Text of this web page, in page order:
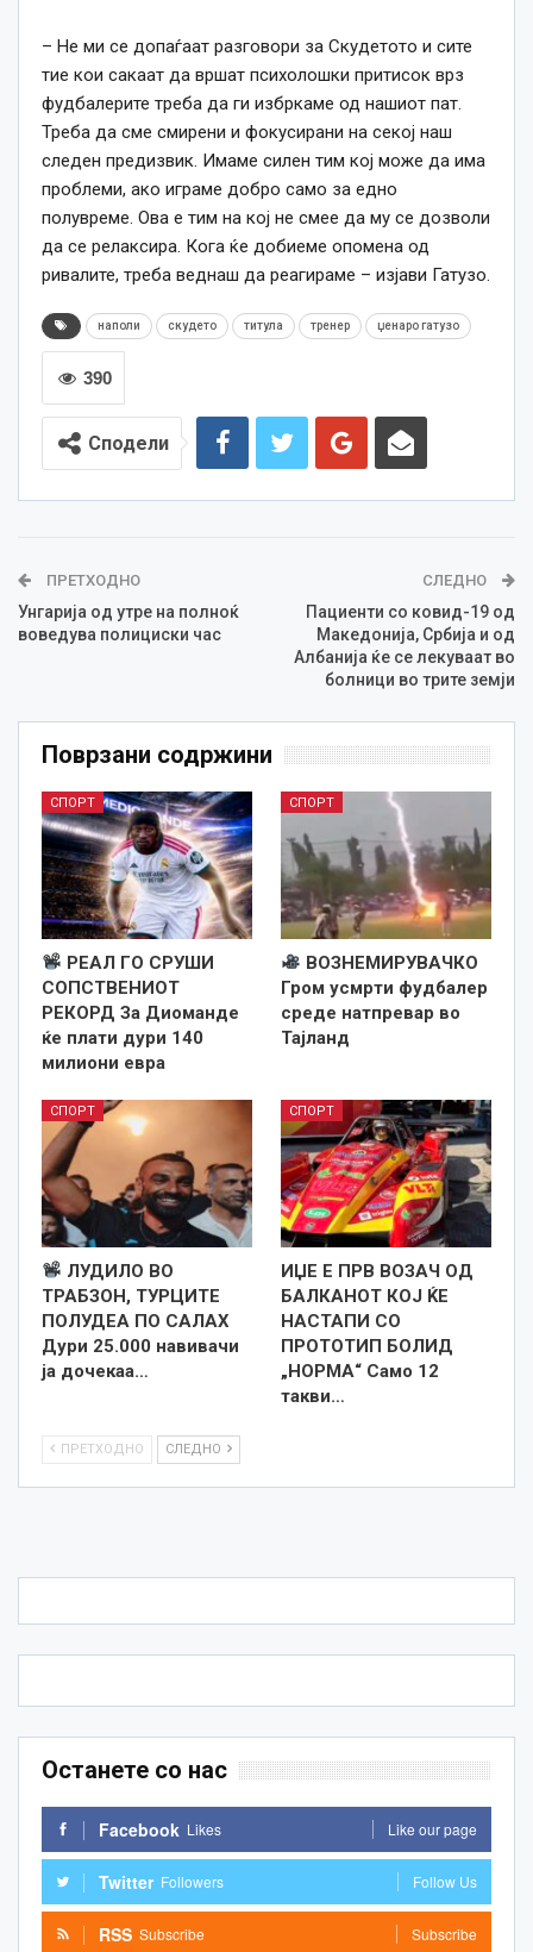
– Не ми се допаѓаат разговори за Скудетото и сите
тие кои сакаат да вршат психолошки притисок врз
фудбалерите треба да ги избркаме од нашиот пат.
Треба да сме смирени и фокусирани на секој наш
следен предизвик. Имаме силен тим кој може да има
проблеми, ако играме добро само за едно
полувреме. Ова е тим на кој не смее да му се дозволи
да се релаксира. Кога ќе добиеме опомена од
ривалите, треба веднаш да реагираме – изјави Гатузо.
наполи скудето титула тренер џенаро гатузо
390
Сподели
ПРЕТХОДНО
Унгарија од утре на полноќ
воведува полициски час
СЛЕДНО
Пациенти со ковид-19 од
Македонија, Србија и од
Албанија ќе се лекуваат во
болници во трите земји
Поврзани содржини
СПОРТ
РЕАЛ ГО СРУШИ
СОПСТВЕНИОТ
РЕКОРД За Диоманде
ќе плати дури 140
милиони евра
СПОРТ
ВОЗНЕМИРУВАЧКО
Гром усмрти фудбалер
среде натпревар во
Тајланд
СПОРТ
ЛУДИЛО ВО
ТРАБЗОН, ТУРЦИТЕ
ПОЛУДЕА ПО САЛАХ
Дури 25.000 навивачи
ја дочекаа…
СПОРТ
ИЏЕ Е ПРВ ВОЗАЧ ОД
БАЛКАНОТ КОЈ ЌЕ
НАСТАПИ СО
ПРОТОТИП БОЛИД
„НОРМА“ Само 12
такви…
ПРЕТХОДНО СЛЕДНО
Останете со нас
Facebook Likes Like our page
Twitter Followers Follow Us
RSS Subscribe Subscribe